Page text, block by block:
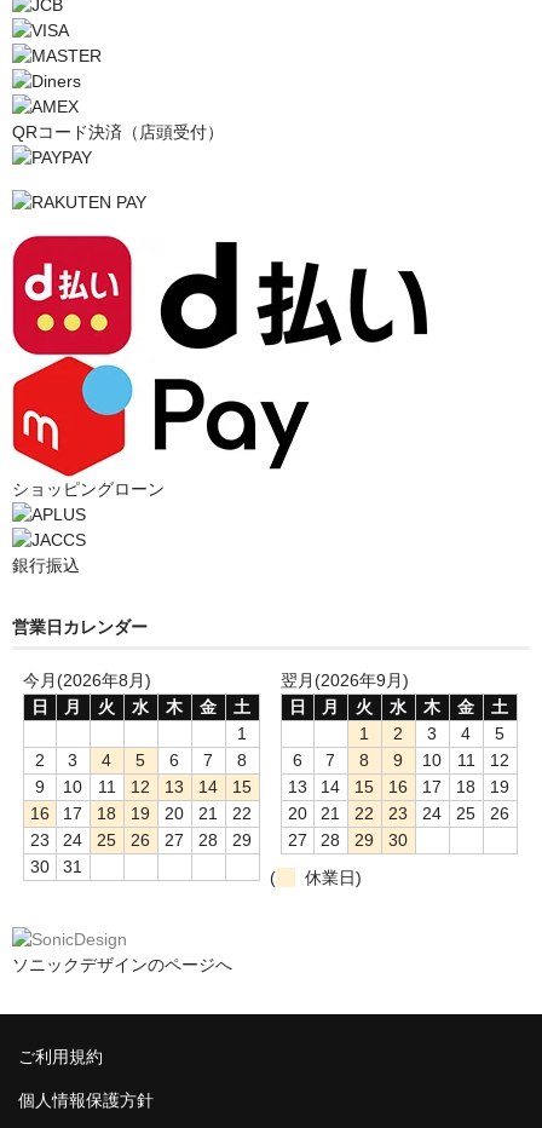
QRコード決済（店頭受付）
ショッピングローン
銀行振込
営業日カレンダー
今月(2026年8月)
日
月 火 水 木 金
土
1
2
3 4 5 6 7
8
9
10 11 12 13 14
15
16
17 18 19 20 21
22
23
24 25 26 27 28
29
30
31
翌月(2026年9月)
日
月 火 水 木 金
土
1
2 3 4
5
6
7 8 9 10 11
12
13
14 15 16 17 18
19
20
21 22 23 24 25
26
27
28 29
30
(
休業日)
ソニックデザインのページへ
ご利用規約
個人情報保護方針